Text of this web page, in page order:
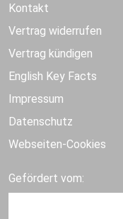
Kontakt
Vertrag widerrufen
Vertrag kündigen
English Key Facts
Impressum
Datenschutz
Webseiten-Cookies
Gefördert vom: